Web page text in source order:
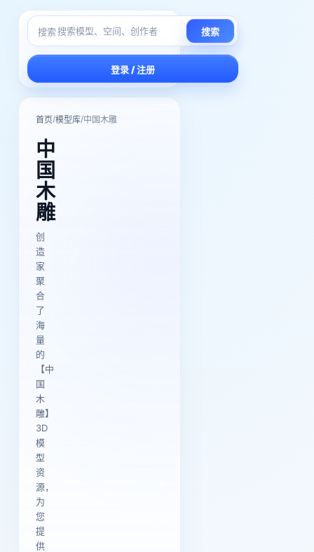
搜索 搜索
登录 / 注册
首页/模型库/中国木雕
中
国
木
雕
创
造
家
聚
合
了
海
量
的
【中
国
木
雕】
3D
模
型
资
源，
为
您
提
供